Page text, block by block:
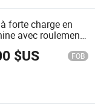
forte charge en
avec roulement
$US FOB